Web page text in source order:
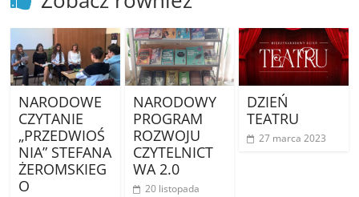
NARODOWE
CZYTANIE
„PRZEDWIOŚ
NIA” STEFANA
ŻEROMSKIEG
O
NARODOWY
PROGRAM
ROZWOJU
CZYTELNICT
WA 2.0
20 listopada
DZIEŃ
TEATRU
27 marca 2023